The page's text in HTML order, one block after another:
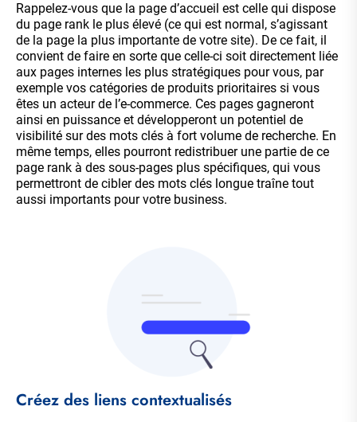
Rappelez-vous que la page d’accueil est celle qui dispose
du page rank le plus élevé (ce qui est normal, s’agissant
de la page la plus importante de votre site). De ce fait, il
convient de faire en sorte que celle-ci soit directement liée
aux pages internes les plus stratégiques pour vous, par
exemple vos catégories de produits prioritaires si vous
êtes un acteur de l’e-commerce. Ces pages gagneront
ainsi en puissance et développeront un potentiel de
visibilité sur des mots clés à fort volume de recherche. En
même temps, elles pourront redistribuer une partie de ce
page rank à des sous-pages plus spécifiques, qui vous
permettront de cibler des mots clés longue traîne tout
aussi importants pour votre business.
Créez des liens contextualisés